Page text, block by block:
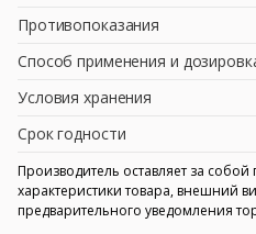
Противопоказания
Способ применения и
Условия хранения
Срок годности
Производитель оставляет за
характеристики товара, внешний
предварительного уведомления